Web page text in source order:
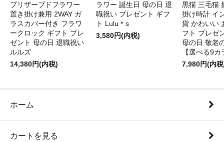
プリザーブドフラワー
置き掛け兼用 2WAY ガ
ラスカバー付き フラワ
ークロック ギフト プレ
ゼント 母の日 退職祝い
ルルズ
14,380円(内税)
ラワー 誕生日 母の日 退
職祝い プレゼント ギフ
ト Lulu＊s
3,580円(内税)
黒猫 三毛猫
掛け時計 イ
貨 かわいい
フト プレゼ
母の日 敬老
【選べる9カ
7,980円(内
ホーム
カートを見る